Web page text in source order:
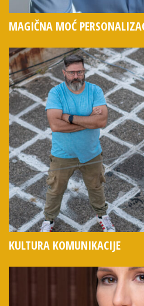
MAGIČNA MOĆ
KULTURA KOMUNIKACIJE